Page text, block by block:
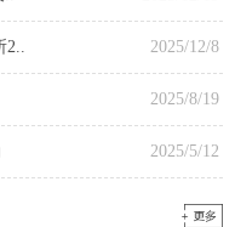
2025/12/8
2025/8/19
2025/5/12